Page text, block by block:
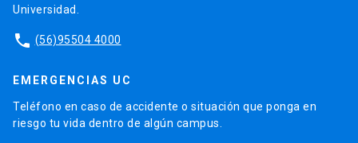
Universidad.
phone (56)95504 4000
EMERGENCIAS UC
Teléfono en caso de accidente o situación que ponga en
riesgo tu vida dentro de algún campus.